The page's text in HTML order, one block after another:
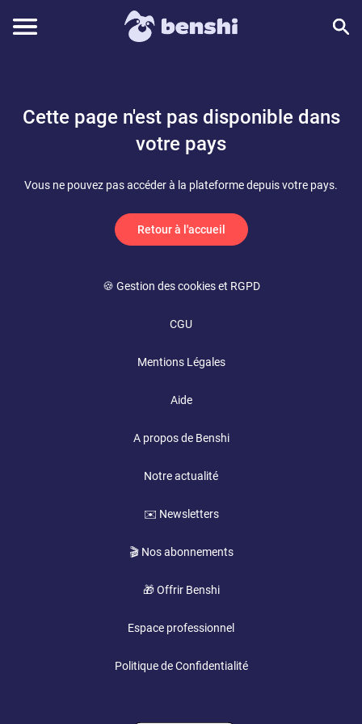
Cette page n'est pas disponible dans
votre pays
Vous ne pouvez pas accéder à la plateforme depuis votre pays.
Retour à l'accueil
🍪 Gestion des cookies et RGPD
CGU
Mentions Légales
Aide
A propos de Benshi
Notre actualité
✉️ Newsletters
🎬 Nos abonnements
🎁 Offrir Benshi
Espace professionnel
Politique de Confidentialité